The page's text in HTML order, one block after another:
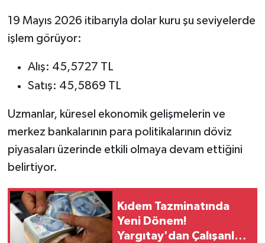
19 Mayıs 2026 itibarıyla dolar kuru şu seviyelerde
işlem görüyor:
Alış: 45,5727 TL
Satış: 45,5869 TL
Uzmanlar, küresel ekonomik gelişmelerin ve
merkez bankalarının para politikalarının döviz
piyasaları üzerinde etkili olmaya devam ettiğini
belirtiyor.
Kıdem Tazminatında
Yeni Dönem!
Yargıtay'dan Çalışanları